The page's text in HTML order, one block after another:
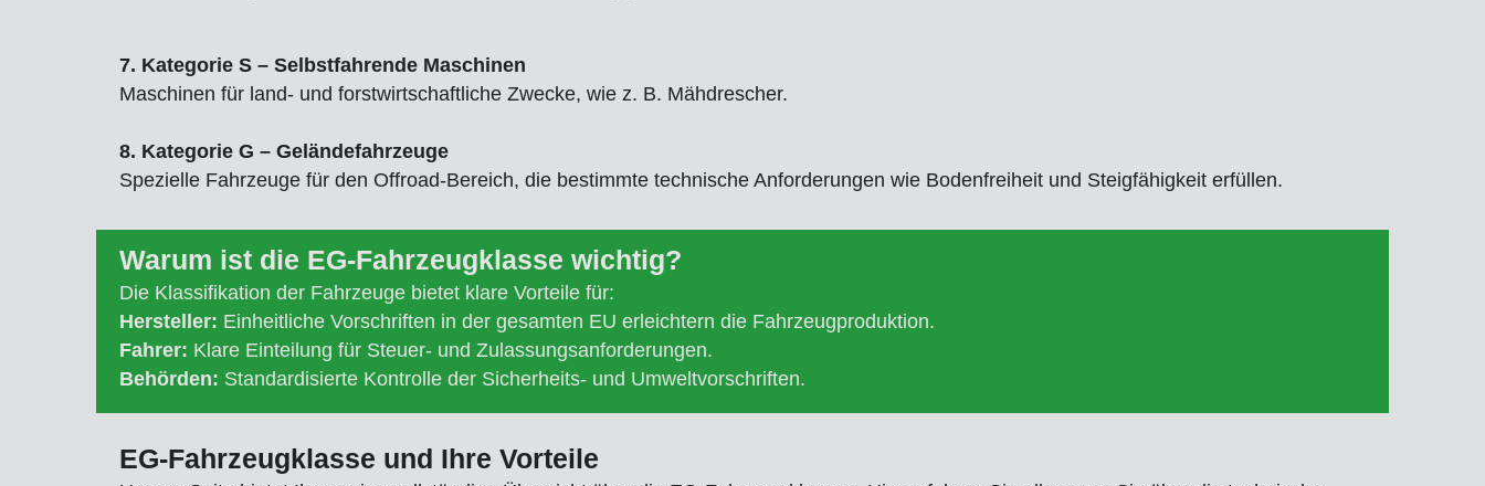
7. Kategorie S – Selbstfahrende Maschinen
Maschinen für land- und forstwirtschaftliche Zwecke, wie z. B. Mähdrescher.
8. Kategorie G – Geländefahrzeuge
Spezielle Fahrzeuge für den Offroad-Bereich, die bestimmte technische Anforderungen wie Bodenfreiheit und Steigfähigkeit erfüllen.
Warum ist die EG-Fahrzeugklasse wichtig?
Die Klassifikation der Fahrzeuge bietet klare Vorteile für:
Hersteller: Einheitliche Vorschriften in der gesamten EU erleichtern die Fahrzeugproduktion.
Fahrer: Klare Einteilung für Steuer- und Zulassungsanforderungen.
Behörden: Standardisierte Kontrolle der Sicherheits- und Umweltvorschriften.
EG-Fahrzeugklasse und Ihre Vorteile